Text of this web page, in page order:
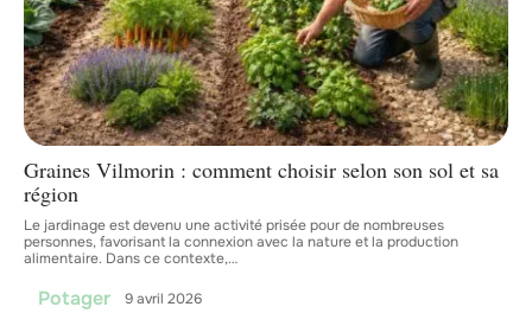
Graines Vilmorin : comment choisir selon son sol et sa
région
Le jardinage est devenu une activité prisée pour de nombreuses
personnes, favorisant la connexion avec la nature et la production
alimentaire. Dans ce contexte,…
Potager 9 avril 2026